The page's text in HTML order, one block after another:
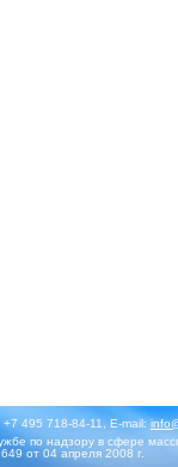
495 718-84-11, E-mail:
по надзору в сфере
от 04 апреля 2008 г.